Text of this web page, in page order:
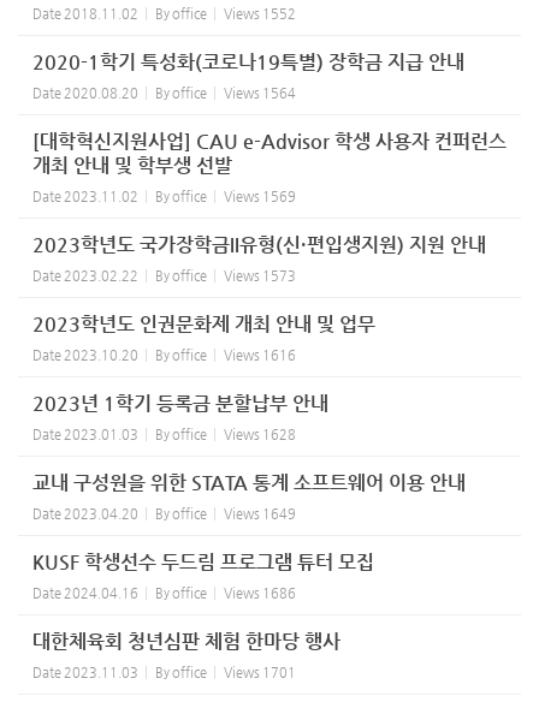
Date 2018.11.02 Byoffice Views 1552
2020-1학기 특성화(코로나19특별) 장학금 지급 안내
Date 2020.08.20 Byoffice Views 1564
[대학혁신지원사업] CAU e-Advisor 학생 사용자 컨퍼런스
개최 안내 및 학부생 선발
Date 2023.11.02 Byoffice Views 1569
2023학년도 국가장학금II유형(신·편입생지원) 지원 안내
Date 2023.02.22 Byoffice Views 1573
2023학년도 인권문화제 개최 안내 및 업무
Date 2023.10.20 Byoffice Views 1616
2023년 1학기 등록금 분할납부 안내
Date 2023.01.03 Byoffice Views 1628
교내 구성원을 위한 STATA 통계 소프트웨어 이용 안내
Date 2023.04.20 Byoffice Views 1649
KUSF 학생선수 두드림 프로그램 튜터 모집
Date 2024.04.16 Byoffice Views 1686
대한체육회 청년심판 체험 한마당 행사
Date 2023.11.03 Byoffice Views 1701